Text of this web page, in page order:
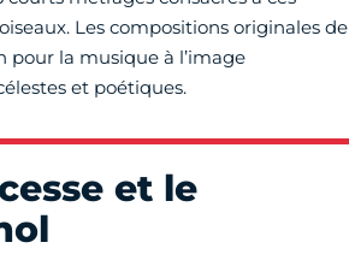
Les compositions originales de
pour la musique à l’image
et poétiques.